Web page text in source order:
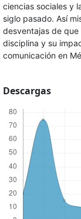
ciencias sociales y
siglo pasado. Así
desventajas de
disciplina y su
comunicación en
Descargas